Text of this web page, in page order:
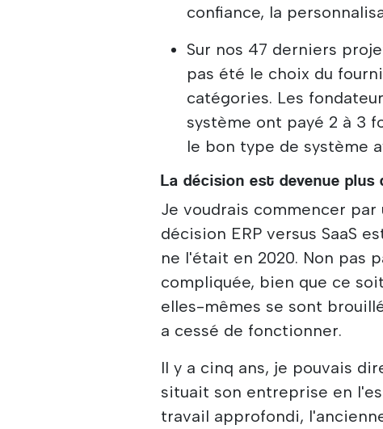
confiance, la
Sur nos 47 derniers
pas été le choix du
catégories. Les
système ont payé 2 à 3
le bon type de système
La décision est devenue
Je voudrais commencer
décision ERP versus SaaS
ne l'était en 2020. Non pas
compliquée, bien que ce
elles-mêmes se sont
a cessé de fonctionner.
Il y a cinq ans, je pouvais
situait son entreprise en
travail approfondi,